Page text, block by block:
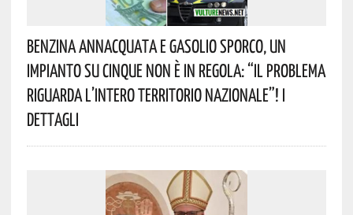
Benzina Annacquata E Gasolio Sporco, Un
Impianto Su Cinque Non È In Regola: “il Problema
Riguarda L’intero Territorio Nazionale”! I
Dettagli